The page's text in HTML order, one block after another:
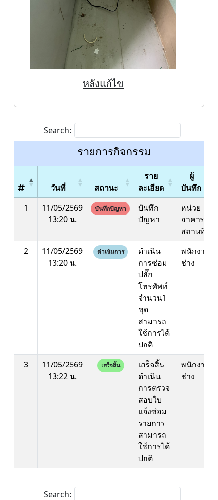
หลังแก้ไข
Search:
รายการกิจกรรม
วันที่ สถานะ
ราย
ละเอียด
ผู้
บันทึก
1
11/05/2569
13:20 น.
บันทึกปัญหา
บันทึก
ปัญหา
หน่วย
อาคาร
สถานที่
2
11/05/2569
13:20 น.
ดำเนินการ
ดำเนิน
การซ่อม
ปลั๊ก
โทรศัพท์
จำนวน1
ชุด
สามารถ
ใช้การได้
ปกติ
พนักงาน
ช่าง
3
11/05/2569
13:22 น.
เสร็จสิ้น
เสร็จสิ้น
ดำเนิน
การตรวจ
สอบใบ
แจ้งซ่อม
รายการ
สามารถ
ใช้การได้
ปกติ
พนักงาน
ช่าง
Search: